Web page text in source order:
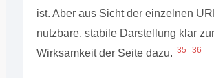
ist. Aber aus Sicht der einzelnen
nutzbare, stabile Darstellung klar zur
Wirksamkeit der Seite dazu. 35 36